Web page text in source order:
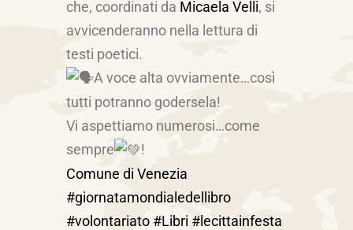
che, coordinati da Micaela Velli, si
avvicenderanno nella lettura di
testi poetici.
A voce alta ovviamente…così
tutti potranno godersela!
Vi aspettiamo numerosi…come
sempre
!
Comune di Venezia
#giornatamondialedellibro
#volontariato #Libri #lecittainfesta